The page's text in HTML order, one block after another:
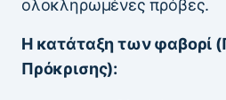
ολοκληρωμένες πρόβες.
Η κατάταξη των φαβορί
Πρόκρισης):